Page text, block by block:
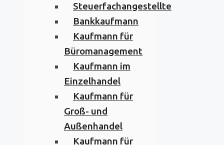
Steuerfachangestellte
Bankkaufmann
Kaufmann für
Büromanagement
Kaufmann im
Einzelhandel
Kaufmann für
Groß- und
Außenhandel
Kaufmann für